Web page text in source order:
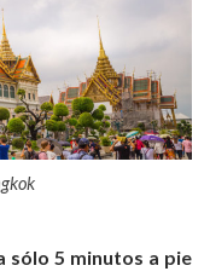
sólo 5 minutos a pie